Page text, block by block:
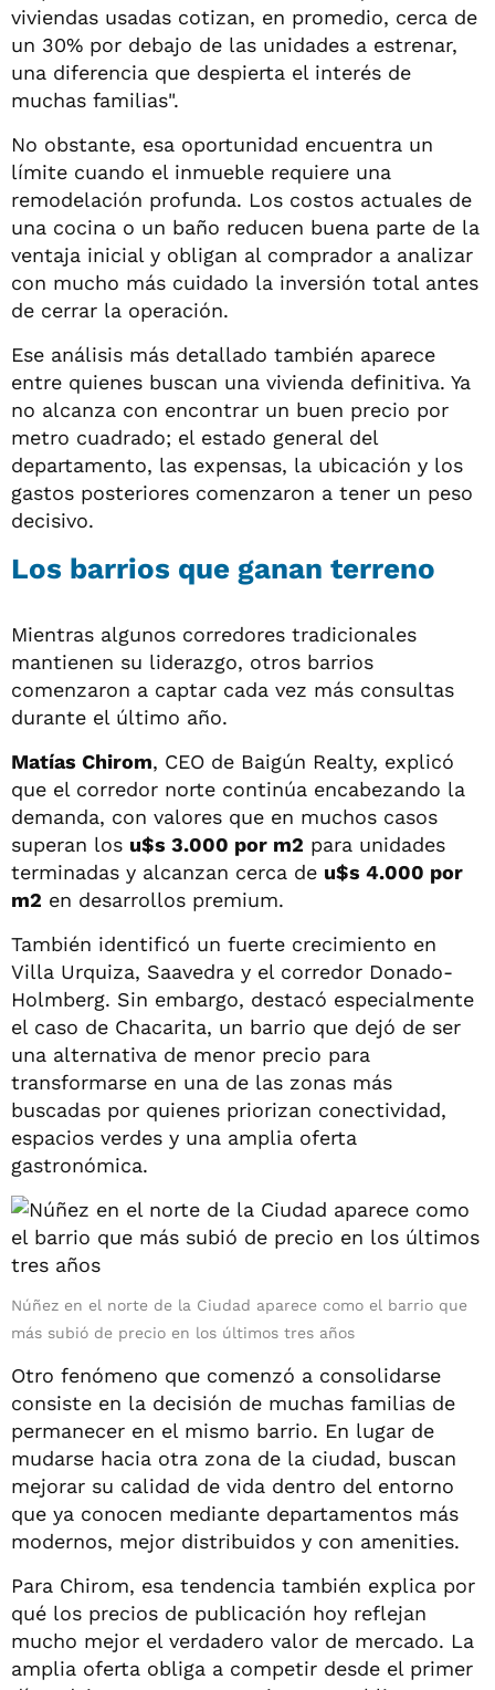
viviendas usadas cotizan, en promedio, cerca de
un 30% por debajo de las unidades a estrenar,
una diferencia que despierta el interés de
muchas familias".
No obstante, esa oportunidad encuentra un
límite cuando el inmueble requiere una
remodelación profunda. Los costos actuales de
una cocina o un baño reducen buena parte de la
ventaja inicial y obligan al comprador a analizar
con mucho más cuidado la inversión total antes
de cerrar la operación.
Ese análisis más detallado también aparece
entre quienes buscan una vivienda definitiva. Ya
no alcanza con encontrar un buen precio por
metro cuadrado; el estado general del
departamento, las expensas, la ubicación y los
gastos posteriores comenzaron a tener un peso
decisivo.
Los barrios que ganan terreno
Mientras algunos corredores tradicionales
mantienen su liderazgo, otros barrios
comenzaron a captar cada vez más consultas
durante el último año.
Matías Chirom, CEO de Baigún Realty, explicó
que el corredor norte continúa encabezando la
demanda, con valores que en muchos casos
superan los u$s 3.000 por m2 para unidades
terminadas y alcanzan cerca de u$s 4.000 por
m2 en desarrollos premium.
También identificó un fuerte crecimiento en
Villa Urquiza, Saavedra y el corredor Donado-
Holmberg. Sin embargo, destacó especialmente
el caso de Chacarita, un barrio que dejó de ser
una alternativa de menor precio para
transformarse en una de las zonas más
buscadas por quienes priorizan conectividad,
espacios verdes y una amplia oferta
gastronómica.
Núñez en el norte de la Ciudad aparece como el barrio que
más subió de precio en los últimos tres años
Otro fenómeno que comenzó a consolidarse
consiste en la decisión de muchas familias de
permanecer en el mismo barrio. En lugar de
mudarse hacia otra zona de la ciudad, buscan
mejorar su calidad de vida dentro del entorno
que ya conocen mediante departamentos más
modernos, mejor distribuidos y con amenities.
Para Chirom, esa tendencia también explica por
qué los precios de publicación hoy reflejan
mucho mejor el verdadero valor de mercado. La
amplia oferta obliga a competir desde el primer